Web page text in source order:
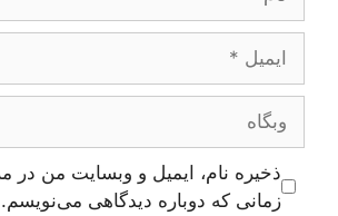
وبگاه
ذخیره نام، ایمیل و وبسایت من در
زمانی که دوباره دیدگاهی می‌نویسم.